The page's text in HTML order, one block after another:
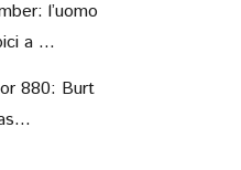
l’uomo
a ...
880: Burt